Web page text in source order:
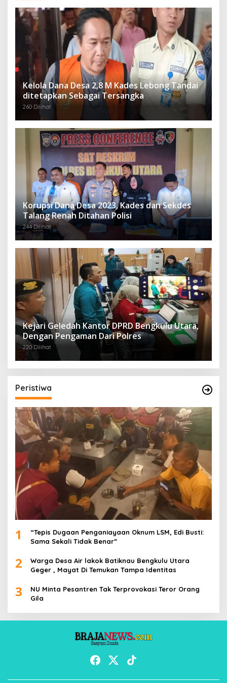
Kelola Dana Desa 2,8 M Kades Lebong Tandai
ditetapkan Sebagai Tersangka
260 Dilihat
Korupsi Dana Desa 2023, Kades dan Sekdes
Talang Renah Ditahan Polisi
244 Dilihat
Kejari Geledah Kantor DPRD Bengkulu Utara,
Dengan Pengaman Dari Polres
220 Dilihat
Peristiwa
1
“Tepis Dugaan Penganiayaan Oknum LSM, Edi Busti:
Sama Sekali Tidak Benar”
2
Warga Desa Air lakok Batiknau Bengkulu Utara
Geger , Mayat Di Temukan Tampa Identitas
3
NU Minta Pesantren Tak Terprovokasi Teror Orang
Gila